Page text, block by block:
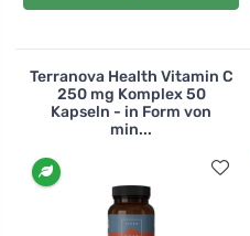
Terranova Health Vitamin C
250 mg Komplex 50
Kapseln - in Form von
min...